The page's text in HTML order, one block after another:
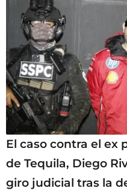
El caso contra el ex
de Tequila, Diego
giro judicial tras la